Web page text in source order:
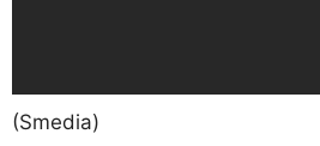
(Smedia)